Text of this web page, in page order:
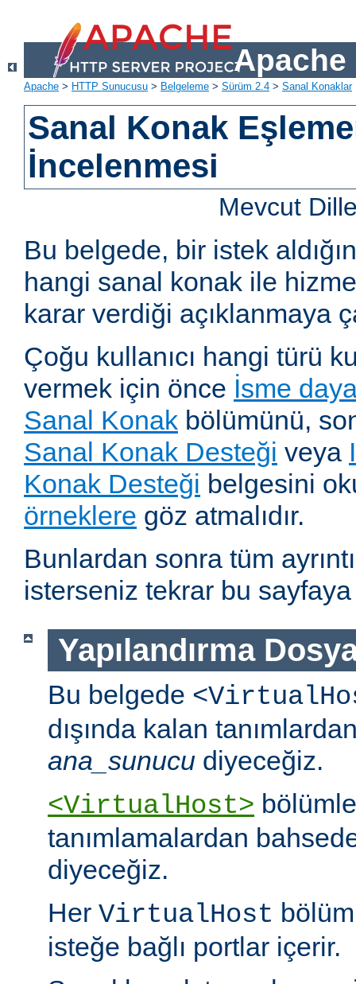
Apache
Apache > HTTP Sunucusu > Belgeleme > Sürüm 2.4 > Sanal Konaklar
Sanal Konak
İncelenmesi
Mevcut
Bu belgede, bir istek
hangi sanal konak ile
karar verdiği açıklanmaya
Çoğu kullanıcı hangi türü
vermek için önce İsme
Sanal Konak bölümünü,
Sanal Konak Desteği veya
Konak Desteği belgesini
örneklere göz atmalıdır.
Bunlardan sonra tüm
isterseniz tekrar bu
Yapılandırma
Bu belgede
dışında kalan
ana_sunucu diyeceğiz.
<VirtualHost>
tanımlamalardan
diyeceğiz.
Her VirtualHost
isteğe bağlı portlar içerir.